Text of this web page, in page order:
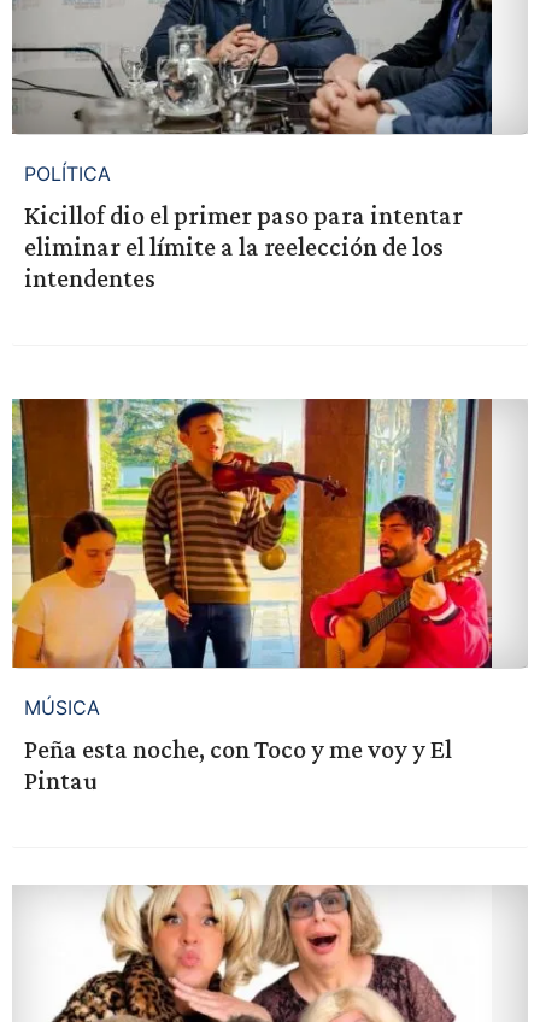
POLÍTICA
Kicillof dio el primer paso para intentar
eliminar el límite a la reelección de los
intendentes
MÚSICA
Peña esta noche, con Toco y me voy y El
Pintau